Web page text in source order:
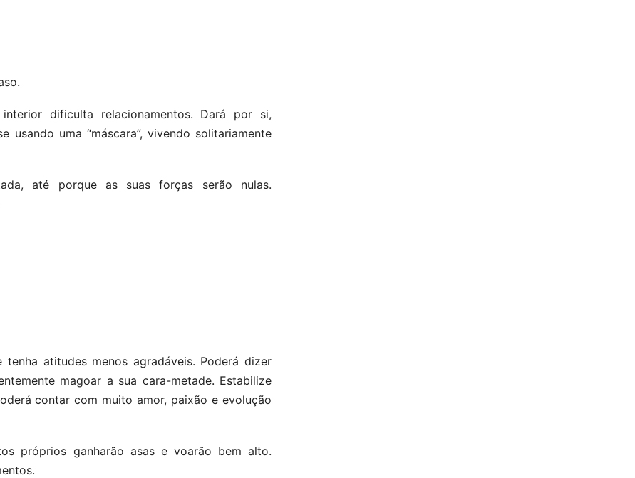
dificulta relacionamentos. Dará por si,
usando uma “máscara”, vivendo solitariamente
até porque as suas forças serão nulas.
atitudes menos agradáveis. Poderá dizer
magoar a sua cara-metade. Estabilize
contar com muito amor, paixão e evolução
próprios ganharão asas e voarão bem alto.